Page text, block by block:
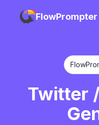
FlowPrompter
Twitter